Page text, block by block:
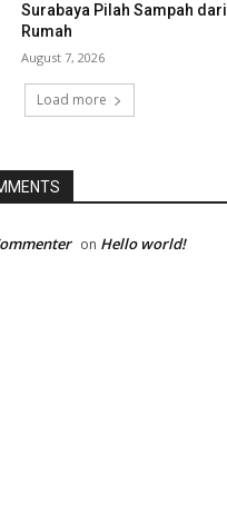
Surabaya Pilah Sampah dari
Rumah
August 7, 2026
Load more
on Hello world!